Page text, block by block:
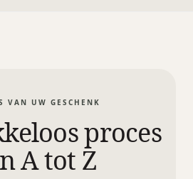
VAN UW GESCHENK
proces
A tot Z